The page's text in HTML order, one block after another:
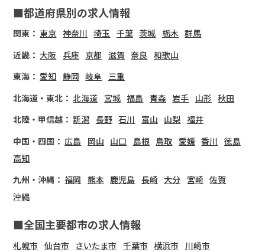
■都道府県別の求人情報
関東： 東京 神奈川 埼玉 千葉 茨城 栃木 群馬
近畿： 大阪 兵庫 京都 滋賀 奈良 和歌山
東海： 愛知 静岡 岐阜
三重
北海道・東北： 北海道 宮城 福島 青森 岩手 山形 秋田
北陸・甲信越： 新潟 長野 石川 富山 山梨 福井
中国・四国： 広島 岡山 山口 島根 鳥取 愛媛 香川 徳島
高知
九州・沖縄： 福岡 熊本 鹿児島 長崎 大分 宮崎 佐賀
沖縄
■全国主要都市の求人情報
札幌市 仙台市 さいたま市 千葉市 横浜市
川崎市